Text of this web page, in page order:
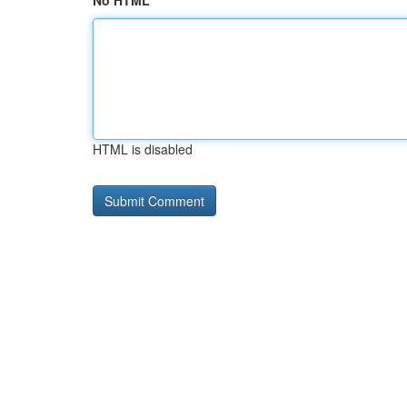
HTML is disabled